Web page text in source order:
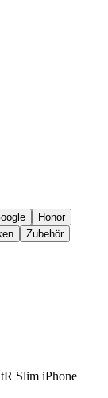
Honor
Zubehör
Slim iPhone